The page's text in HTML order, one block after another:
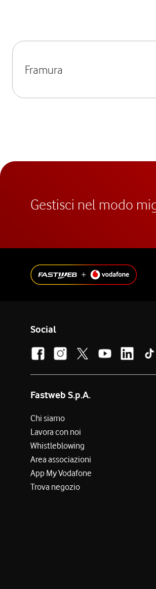
Framura
Gestisci nel modo
Social
Fastweb S.p.A.
Chi siamo
Lavora con noi
Whistleblowing
Area associazioni
App My Vodafone
Trova negozio